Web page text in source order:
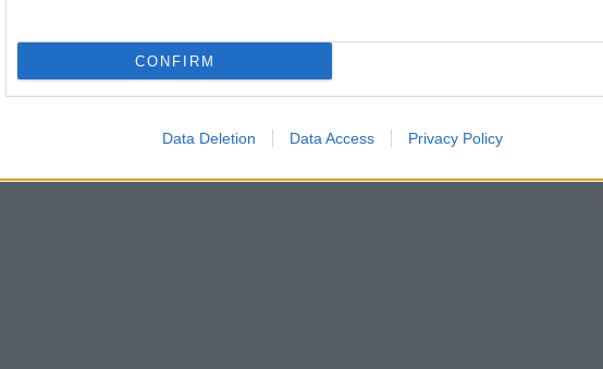
CONFIRM
Data Deletion Data Access Privacy Policy
terrestre e doppia alimentazione (12 e 230V)presso Ipercoop. Il costo è di 119€.